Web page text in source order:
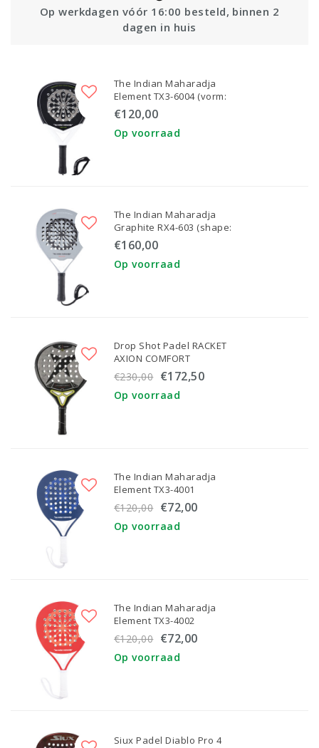
vóór 16:00 besteld, binnen 2
The Indian Maharadja
Element TX3-6004 (vorm:
Druppel)
€120,00
Op voorraad
The Indian Maharadja
Graphite RX4-603 (shape:
Round)
€160,00
Op voorraad
Drop Shot Padel RACKET
AXION COMFORT
€230,00 €172,50
Op voorraad
The Indian Maharadja
Element TX3-4001
€120,00 €72,00
Op voorraad
The Indian Maharadja
Element TX3-4002
€120,00 €72,00
Op voorraad
Siux Padel Diablo Pro 4